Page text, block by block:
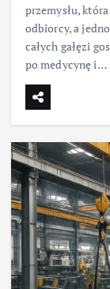
przemysłu,
odbiorcy, a
całych gałęzi
po medycynę i…